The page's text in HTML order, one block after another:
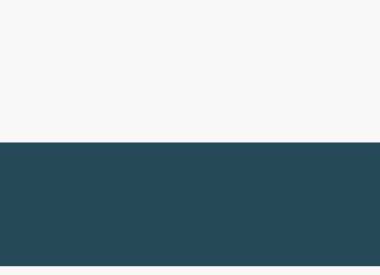
的月子餐。大林慈院營養治療科黃金環技術主任